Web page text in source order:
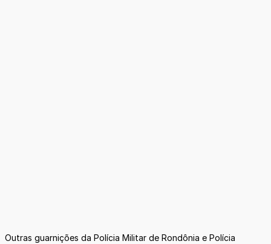
Outras guarnições da Polícia Militar de Rondônia e Polícia